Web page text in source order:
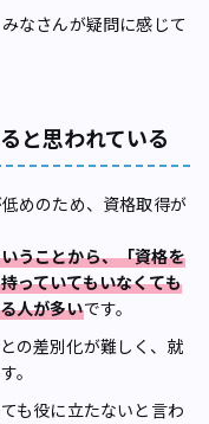
なさんが疑問に感じて
と思われている
めのため、資格取得が
うことから、「資格を
っていてもいなくても
人が多いです。
の差別化が難しく、就
。
も役に立たないと言わ